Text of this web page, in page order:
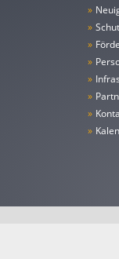
»
»
»
»
»
»
»
»